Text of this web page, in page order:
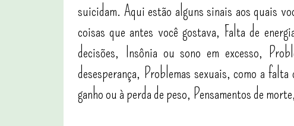
suicidam. Aqui estão alguns sinais aos quais
coisas que antes você gostava, Falta de
decisões, Insônia ou sono em excesso,
desesperança, Problemas sexuais, como a falta
ganho ou à perda de peso, Pensamentos de